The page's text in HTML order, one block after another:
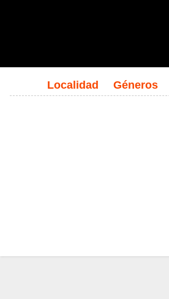
Localidad Géneros